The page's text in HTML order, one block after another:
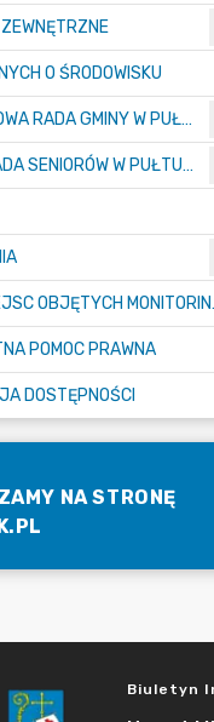
ZEWNĘTRZNE
O ŚRODOWISKU
MŁODZIEŻOWA RADA GMINY W PUŁTUSKU
GMINNA RADA SENIORÓW W PUŁTUSKU
WYKAZ
POMOC PRAWNA
DOSTĘPNOŚCI
NA STRONĘ
Biuletyn